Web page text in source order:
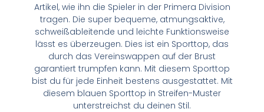
Artikel, wie ihn die Spieler in der Primera Division
tragen. Die super bequeme, atmungsaktive,
schweißableitende und leichte Funktionsweise
lässt es überzeugen. Dies ist ein Sporttop, das
durch das Vereinswappen auf der Brust
garantiert trumpfen kann. Mit diesem Sporttop
bist du für jede Einheit bestens ausgestattet. Mit
diesem blauen Sporttop in Streifen-Muster
unterstreichst du deinen Stil.